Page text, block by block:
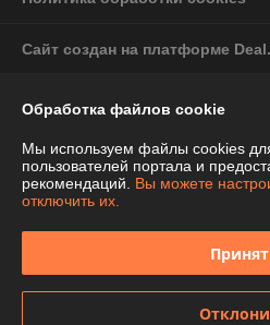
Сайт создан на платформе
Информация для покупателя
Индивидуальный предприниматель:
Беларусь, Минская обл., Фаниполь,
Регистрационный номер ЕГР:
Регистрационный орган: Дзержинский
Дата регистрации компании: 12.02.2013
Обработка файлов cookie
Мы используем файлы cookies
пользователей портала и
рекомендаций. Вы можете
отключить их.